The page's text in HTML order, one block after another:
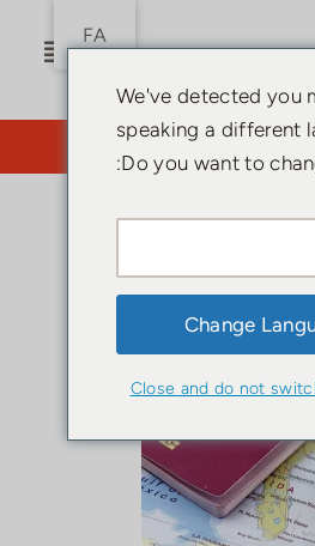
ناوبری
تغییر
需要律师？点
FA
We've detected you
speaking a different
Do you want to
Change
Close and do not